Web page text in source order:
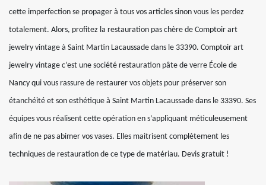
cette imperfection se propager à tous vos articles sinon vous les perdez
totalement. Alors, profitez la restauration pas chère de Comptoir art
jewelry vintage à Saint Martin Lacaussade dans le 33390. Comptoir art
jewelry vintage c’est une société restauration pâte de verre École de
Nancy qui vous rassure de restaurer vos objets pour préserver son
étanchéité et son esthétique à Saint Martin Lacaussade dans le 33390. Ses
équipes vous réalisent cette opération en s’appliquant méticuleusement
afin de ne pas abimer vos vases. Elles maitrisent complètement les
techniques de restauration de ce type de matériau. Devis gratuit !